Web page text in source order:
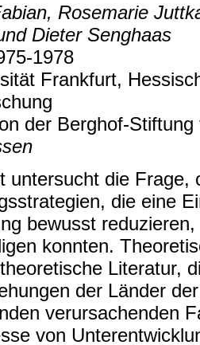
Rosemarie
Dieter Senghaas
1978
Frankfurt,
der Berghof-
untersucht die Frage,
die eine
bewusst
konnten.
Literatur,
der Länder
verursachenden
von